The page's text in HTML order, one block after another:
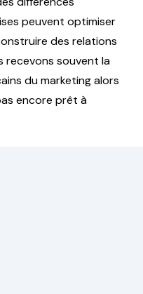
peuvent optimiser
des relations
recevons souvent la
du marketing alors
encore prêt à